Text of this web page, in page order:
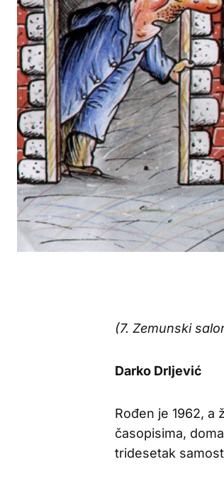
(7. Zemunski
Darko Drljević
Rođen je 1962, a
časopisima,
tridesetak